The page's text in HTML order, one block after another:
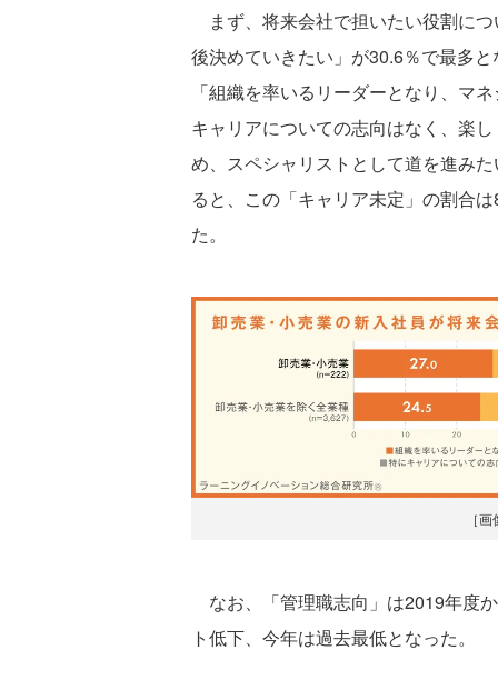
まず、将来会社で担いたい役割に
後決めていきたい」が30.6％で最多
「組織を率いるリーダーとなり、マ
キャリアについての志向はなく、楽
め、スペシャリストとして道を進み
ると、この「キャリア未定」の割合
た。
［
なお、「管理職志向」は2019年度
ト低下、今年は過去最低となった。